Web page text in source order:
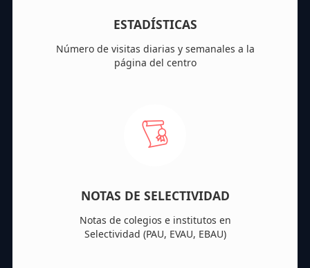
ESTADÍSTICAS
Número de visitas diarias y semanales a la
página del centro
NOTAS DE SELECTIVIDAD
Notas de colegios e institutos en
Selectividad (PAU, EVAU, EBAU)